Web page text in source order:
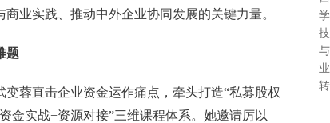
业实践、推动中外企业协同发展的关键力量。
题
变蓉直击企业资金运作痛点，牵头打造“私募股权
金实战+资源对接”三维课程体系。她邀请厉以